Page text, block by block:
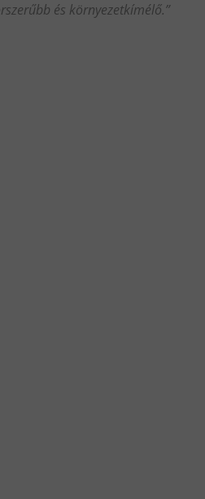
és környezetkímélő.”